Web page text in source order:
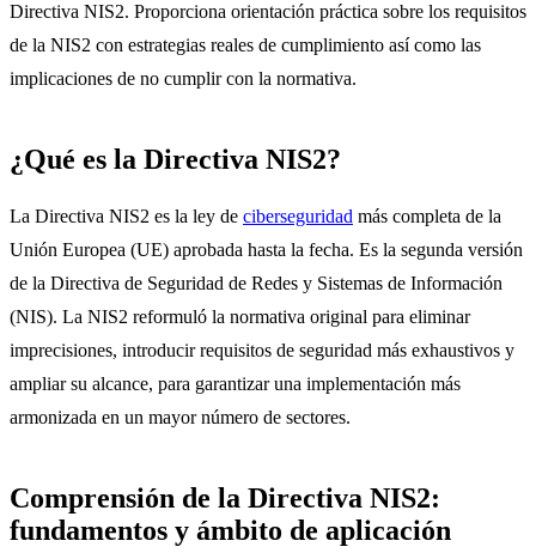
Directiva NIS2. Proporciona orientación práctica sobre los requisitos
de la NIS2 con estrategias reales de cumplimiento así como las
implicaciones de no cumplir con la normativa.
¿Qué es la Directiva NIS2?
La Directiva NIS2 es la ley de ciberseguridad más completa de la
Unión Europea (UE) aprobada hasta la fecha. Es la segunda versión
de la Directiva de Seguridad de Redes y Sistemas de Información
(NIS). La NIS2 reformuló la normativa original para eliminar
imprecisiones, introducir requisitos de seguridad más exhaustivos y
ampliar su alcance, para garantizar una implementación más
armonizada en un mayor número de sectores.
Comprensión de la Directiva NIS2:
fundamentos y ámbito de aplicación